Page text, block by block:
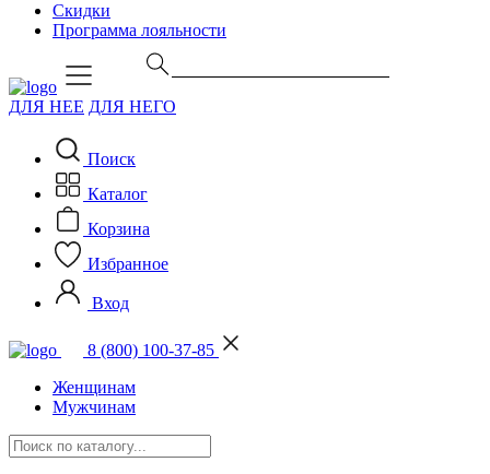
Скидки
Программа лояльности
ДЛЯ НЕЕ ДЛЯ НЕГО
Поиск
Каталог
Корзина
Избранное
Вход
8 (800) 100-37-85
Женщинам
Мужчинам